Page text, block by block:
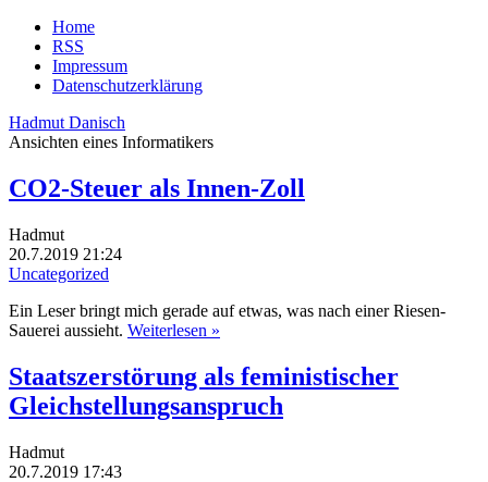
Home
RSS
Impressum
Datenschutzerklärung
Hadmut Danisch
Ansichten eines Informatikers
CO2-Steuer als Innen-Zoll
Hadmut
20.7.2019 21:24
Uncategorized
Ein Leser bringt mich gerade auf etwas, was nach einer Riesen-
Sauerei aussieht. Weiterlesen »
Staatszerstörung als feministischer
Gleichstellungsanspruch
Hadmut
20.7.2019 17:43